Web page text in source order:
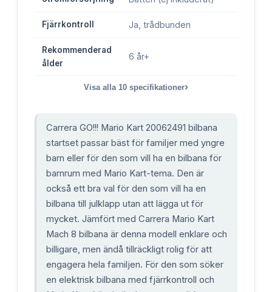
Fjärrkontroll Ja, trådbunden
Rekommenderad
ålder
6 år+
Visa alla 10 specifikationer›
Carrera GO!!! Mario Kart 20062491 bilbana
startset passar bäst för familjer med yngre
barn eller för den som vill ha en bilbana för
barnrum med Mario Kart-tema. Den är
också ett bra val för den som vill ha en
bilbana till julklapp utan att lägga ut för
mycket. Jämfört med Carrera Mario Kart
Mach 8 bilbana är denna modell enklare och
billigare, men ändå tillräckligt rolig för att
engagera hela familjen. För den som söker
en elektrisk bilbana med fjärrkontroll och